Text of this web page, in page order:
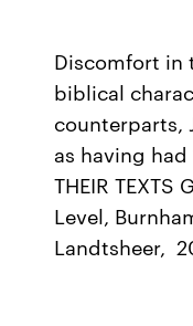
Discomfort in
biblical
counterparts,
as having had
THEIR
Level,
Landtsheer,